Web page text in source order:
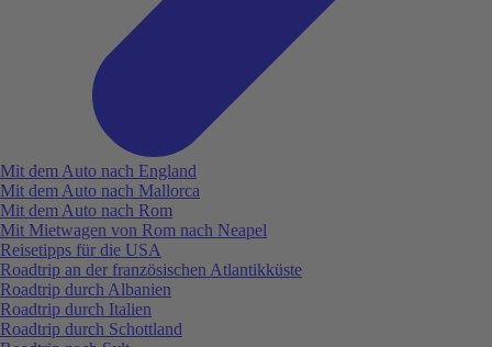
Mit dem Auto nach England
Mit dem Auto nach Mallorca
Mit dem Auto nach Rom
Mit Mietwagen von Rom nach Neapel
Reisetipps für die USA
Roadtrip an der französischen Atlantikküste
Roadtrip durch Albanien
Roadtrip durch Italien
Roadtrip durch Schottland